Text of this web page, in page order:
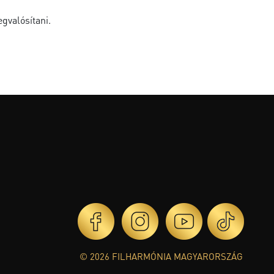
© 2026 FILHARMÓNIA MAGYARORSZÁG